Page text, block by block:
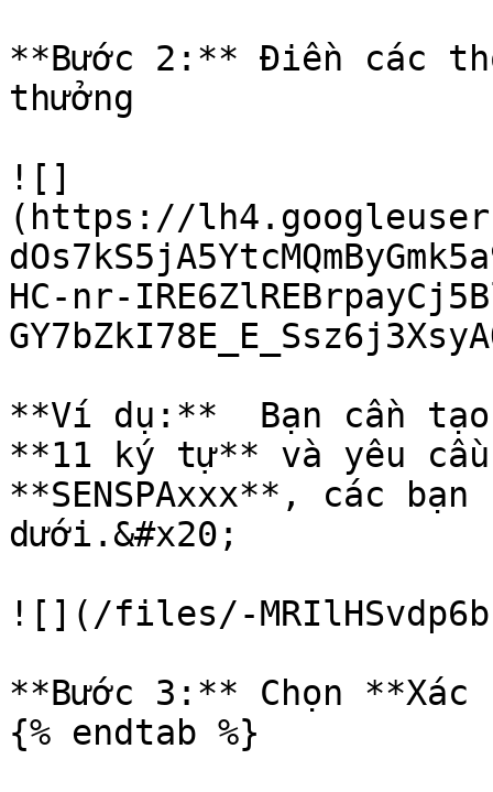
**Bước 2:** Điền các
thưởng
![]
(https://
HC-nr-
**Ví dụ:**  Bạn cần
**11 ký tự** và yêu
**SENSPAxxx**, các
dưới.&#x20;
![](/files/-MRIlHSvdp6b-
**Bước 3:** Chọn
{% endtab %}